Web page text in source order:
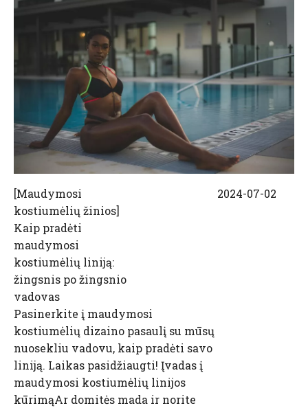
[Maudymosi
kostiumėlių žinios]
Kaip pradėti
maudymosi
kostiumėlių liniją:
žingsnis po žingsnio
vadovas
Pasinerkite į maudymosi
kostiumėlių dizaino pasaulį su mūsų
nuosekliu vadovu, kaip pradėti savo
liniją. Laikas pasidžiaugti! Įvadas į
maudymosi kostiumėlių linijos
kūrimąAr domitės mada ir norite
2024-07-02